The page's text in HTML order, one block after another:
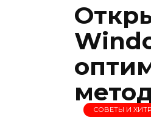
СОВЕТЫ И